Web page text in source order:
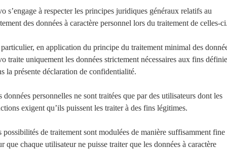
s’engage à respecter les principes juridiques généraux relatifs au
des données à caractère personnel lors du traitement de celles-
en application du principe du traitement minimal des
traite uniquement les données strictement nécessaires aux fins
la présente déclaration de confidentialité.
données personnelles ne sont traitées que par des utilisateurs dont les
exigent qu’ils puissent les traiter à des fins légitimes.
possibilités de traitement sont modulées de manière suffisamment fine
que chaque utilisateur ne puisse traiter que les données à caractère